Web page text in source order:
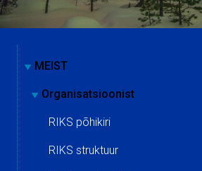
MEIST
Organisatsioonist
RIKS põhikiri
RIKS struktuur